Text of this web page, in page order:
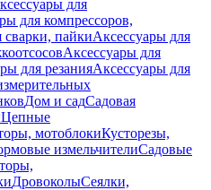
для
для компрессоров,
сварки, пайкиАксессуары для
Аксессуары для
для резанияАксессуары для
Дом и садСадовая
Цепные
мотоблокиКусторезы,
измельчителиСадовые
ДровоколыСеялки,